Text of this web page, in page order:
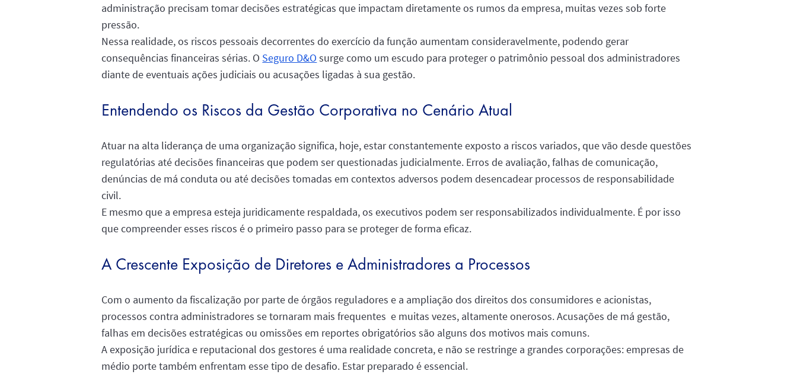
administração precisam tomar decisões estratégicas que impactam diretamente os rumos da empresa, muitas vezes sob forte
pressão.
Nessa realidade, os riscos pessoais decorrentes do exercício da função aumentam consideravelmente, podendo gerar
consequências financeiras sérias. O Seguro D&O surge como um escudo para proteger o patrimônio pessoal dos administradores
diante de eventuais ações judiciais ou acusações ligadas à sua gestão.
Entendendo os Riscos da Gestão Corporativa no Cenário Atual
Atuar na alta liderança de uma organização significa, hoje, estar constantemente exposto a riscos variados, que vão desde questões
regulatórias até decisões financeiras que podem ser questionadas judicialmente. Erros de avaliação, falhas de comunicação,
denúncias de má conduta ou até decisões tomadas em contextos adversos podem desencadear processos de responsabilidade
civil.
E mesmo que a empresa esteja juridicamente respaldada, os executivos podem ser responsabilizados individualmente. É por isso
que compreender esses riscos é o primeiro passo para se proteger de forma eficaz.
A Crescente Exposição de Diretores e Administradores a Processos
Com o aumento da fiscalização por parte de órgãos reguladores e a ampliação dos direitos dos consumidores e acionistas,
processos contra administradores se tornaram mais frequentes e muitas vezes, altamente onerosos. Acusações de má gestão,
falhas em decisões estratégicas ou omissões em reportes obrigatórios são alguns dos motivos mais comuns.
A exposição jurídica e reputacional dos gestores é uma realidade concreta, e não se restringe a grandes corporações: empresas de
médio porte também enfrentam esse tipo de desafio. Estar preparado é essencial.